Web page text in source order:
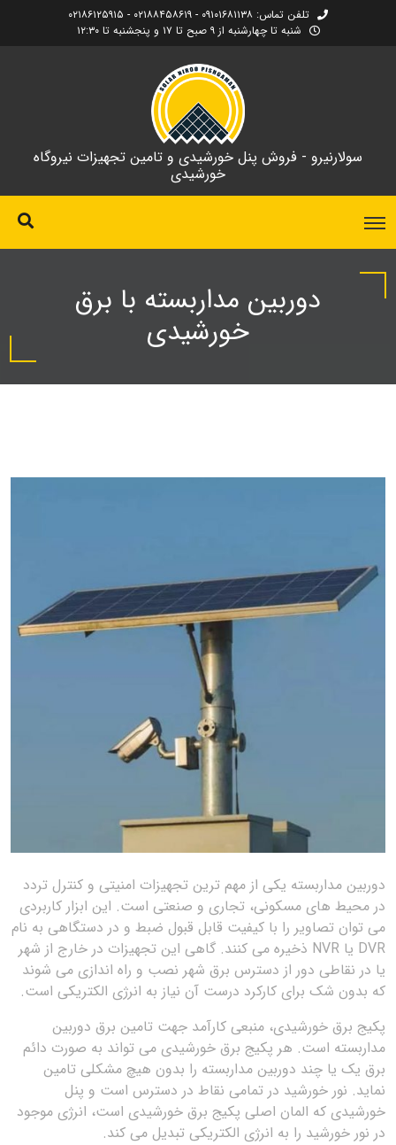
تلفن تماس: ۰۹۱۰۱۶۸۱۱۳۸ - ۰۲۱۸۸۴۵۸۶۱۹ - ۰۲۱۸۶۱۲۵۹۱۵
شنبه تا چهارشنبه از ۹ صبح تا ۱۷ و پنجشنبه تا ۱۲:۳۰
سولارنیرو - فروش پنل خورشیدی و تامین تجهیزات نیروگاه
خورشیدی
دوربین مداربسته با برق
خورشیدی
دوربین مداربسته یکی از مهم ترین تجهیزات امنیتی و کنترل تردد
در محیط های مسکونی، تجاری و صنعتی است. این ابزار کاربردی
می توان تصاویر را با کیفیت قابل قبول ضبط و در دستگاهی به نام
DVR یا NVR ذخیره می کنند. گاهی این تجهیزات در خارج از شهر
یا در نقاطی دور از دسترس برق شهر نصب و راه اندازی می شوند
که بدون شک برای کارکرد درست آن نیاز به انرژی الکتریکی است.
پکیج برق خورشیدی، منبعی کارآمد جهت تامین برق دوربین
مداربسته است. هر پکیج برق خورشیدی می تواند به صورت دائم
برق یک یا چند دوربین مداربسته را بدون هیچ مشکلی تامین
نماید. نور خورشید در تمامی نقاط در دسترس است و پنل
خورشیدی که المان اصلی پکیج برق خورشیدی است، انرژی موجود
در نور خورشید را به انرژی الکتریکی تبدیل می کند.